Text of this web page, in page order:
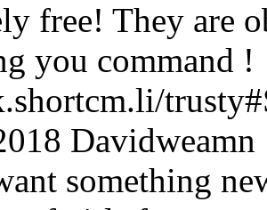
free! They are
you command !
Davidweamn
something